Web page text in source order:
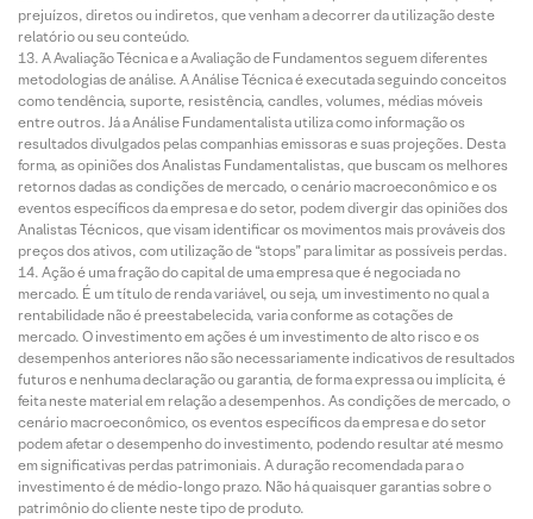
prejuízos, diretos ou indiretos, que venham a decorrer da utilização deste
relatório ou seu conteúdo.
A Avaliação Técnica e a Avaliação de Fundamentos seguem diferentes
metodologias de análise. A Análise Técnica é executada seguindo conceitos
como tendência, suporte, resistência, candles, volumes, médias móveis
entre outros. Já a Análise Fundamentalista utiliza como informação os
resultados divulgados pelas companhias emissoras e suas projeções. Desta
forma, as opiniões dos Analistas Fundamentalistas, que buscam os melhores
retornos dadas as condições de mercado, o cenário macroeconômico e os
eventos específicos da empresa e do setor, podem divergir das opiniões dos
Analistas Técnicos, que visam identificar os movimentos mais prováveis dos
preços dos ativos, com utilização de “stops” para limitar as possíveis perdas.
Ação é uma fração do capital de uma empresa que é negociada no
mercado. É um título de renda variável, ou seja, um investimento no qual a
rentabilidade não é preestabelecida, varia conforme as cotações de
mercado. O investimento em ações é um investimento de alto risco e os
desempenhos anteriores não são necessariamente indicativos de resultados
futuros e nenhuma declaração ou garantia, de forma expressa ou implícita, é
feita neste material em relação a desempenhos. As condições de mercado, o
cenário macroeconômico, os eventos específicos da empresa e do setor
podem afetar o desempenho do investimento, podendo resultar até mesmo
em significativas perdas patrimoniais. A duração recomendada para o
investimento é de médio-longo prazo. Não há quaisquer garantias sobre o
patrimônio do cliente neste tipo de produto.